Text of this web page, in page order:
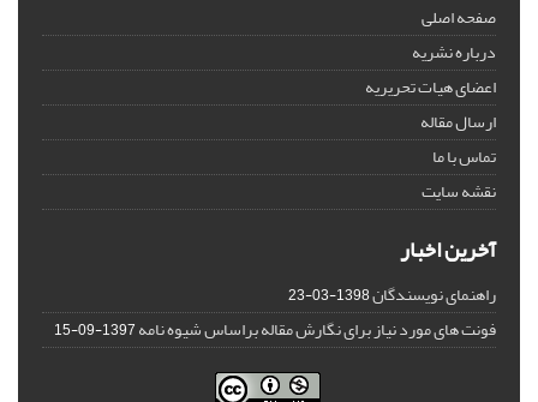
صفحه اصلی
درباره نشریه
اعضای هیات تحریریه
ارسال مقاله
تماس با ما
نقشه سایت
آخرین اخبار
راهنمای نویسندگان1398-03-23
فونت های مورد نیاز برای نگارش مقاله براساس شیوه نامه1397-09-15